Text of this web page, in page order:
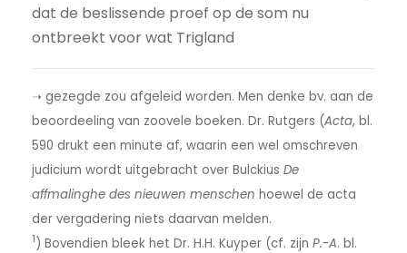
dat de beslissende proef op de som nu
ontbreekt voor wat Trigland
➝ gezegde zou afgeleid worden. Men denke bv. aan de
beoordeeling van zoovele boeken. Dr. Rutgers (Acta, bl.
590 drukt een minute af, waarin een wel omschreven
judicium wordt uitgebracht over Bulckius De
affmalinghe des nieuwen menschen hoewel de acta
der vergadering niets daarvan melden.
1) Bovendien bleek het Dr. H.H. Kuyper (cf. zijn P.-A. bl.